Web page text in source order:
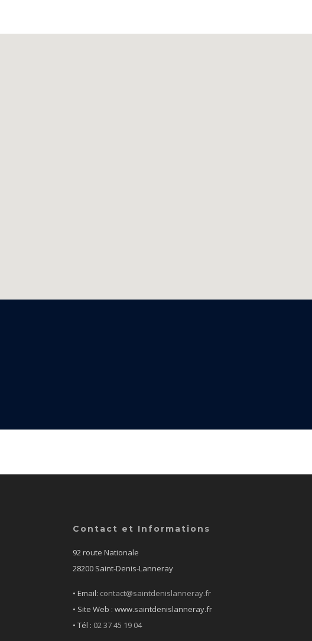
Contact et Informations
92 route Nationale
28200 Saint-Denis-Lanneray
• Email: contact@saintdenislanneray.fr
• Site Web : www.saintdenislanneray.fr
• Tél : 02 37 45 19 04